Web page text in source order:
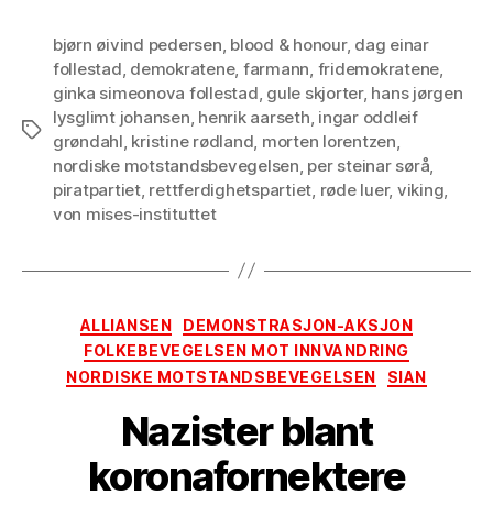
Tags
bjørn øivind pedersen blood & honour, dag einar
follestad demokratene, farmann fridemokratene
ginka simeonova follestad gule skjorter, hans jørgen
lysglimt johansen henrik aarseth ingar oddleif
grøndahl kristine rødland morten lorentzen
nordiske motstandsbevegelsen per steinar sørå
piratpartiet, rettferdighetspartiet røde luer, viking
von mises-instituttet
Categories
ALLIANSEN
DEMONSTRASJON-AKSJON
FOLKEBEVEGELSEN MOT INNVANDRING
NORDISKE MOTSTANDSBEVEGELSEN
SIAN
Nazister blant
koronafornektere